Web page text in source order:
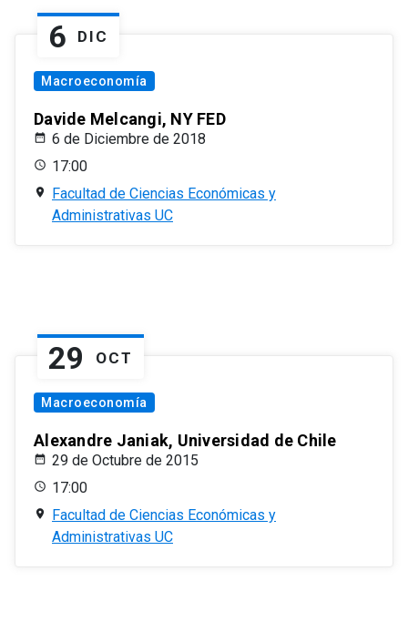
6 DIC
Macroeconomía
Davide Melcangi, NY FED
6 de Diciembre de 2018
17:00
Facultad de Ciencias Económicas y
Administrativas UC
29 OCT
Macroeconomía
Alexandre Janiak, Universidad de Chile
29 de Octubre de 2015
17:00
Facultad de Ciencias Económicas y
Administrativas UC